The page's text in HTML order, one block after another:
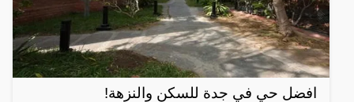
افضل حي في جدة للسكن والنزهة!